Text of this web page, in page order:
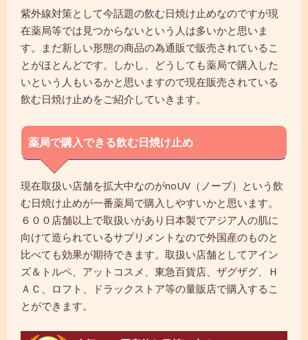
紫外線対策として今話題の飲む日焼け止めなのですが現
在薬局等では見つからないという人は多いかと思いま
す。まだ新しい形態の商品の為通販で販売されているこ
とがほとんどです。しかし、どうしても薬局で購入した
いという人もいるかと思いますので現在販売されている
飲む日焼け止めをご紹介していきます。
薬局で購入できる飲む日焼け止め
現在取扱い店舗を拡大中なのがnoUV（ノーブ）という飲
む日焼け止めが一番薬局で購入しやすいかと思います。
６００店舗以上で取扱いがあり日本製でアジア人の肌に
向けて造られているサプリメントなので外国産のものと
比べても効果が期待できます。取扱い店舗としてアイン
ズ＆トルペ、アットコスメ、東急百貨店、ザグザグ、Ｈ
ＡＣ、ロフト、ドラックストア等の量販店で購入するこ
とができます。